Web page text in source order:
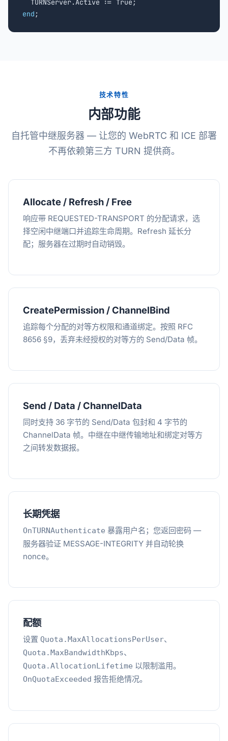
end ;
技术特性
内部功能
自托管中继服务器 — 让您的 WebRTC 和 ICE 部署
不再依赖第三方 TURN 提供商。
Allocate / Refresh / Free
响应带 REQUESTED-TRANSPORT 的分配请求，选
择空闲中继端口并追踪生命周期。Refresh 延长分
配；服务器在过期时自动销毁。
CreatePermission / ChannelBind
追踪每个分配的对等方权限和通道绑定。按照 RFC
8656 §9，丢弃未经授权的对等方的 Send/Data 帧。
Send / Data / ChannelData
同时支持 36 字节的 Send/Data 包封和 4 字节的
ChannelData 帧。中继在中继传输地址和绑定对等方
之间转发数据报。
长期凭据
OnTURNAuthenticate 暴露用户名；您返回密码 —
服务器验证 MESSAGE-INTEGRITY 并自动轮换
nonce。
配额
设置 Quota.MaxAllocationsPerUser、
Quota.MaxBandwidthKbps、
Quota.AllocationLifetime 以限制滥用。
OnQuotaExceeded 报告拒绝情况。